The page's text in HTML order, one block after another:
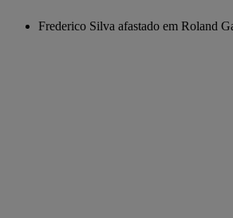
Frederico Silva afastado em Roland